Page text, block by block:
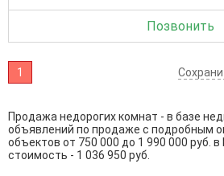
Позвонить
1
Продажа недорогих комнат - в базе
объявлений по продаже с подробным
объектов от 750 000 до 1 990 000 руб.
стоимость - 1 036 950 руб.